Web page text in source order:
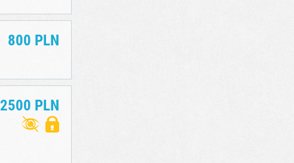
800 PLN
2500 PLN